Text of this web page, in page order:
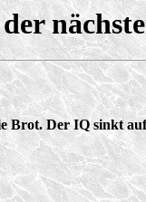
Der IQ sinkt